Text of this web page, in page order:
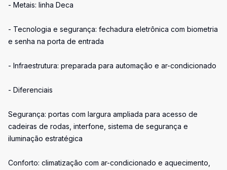
- Metais: linha Deca
- Tecnologia e segurança: fechadura eletrônica com biometria
e senha na porta de entrada
- Infraestrutura: preparada para automação e ar-condicionado
- Diferenciais
Segurança: portas com largura ampliada para acesso de
cadeiras de rodas, interfone, sistema de segurança e
iluminação estratégica
Conforto: climatização com ar-condicionado e aquecimento,